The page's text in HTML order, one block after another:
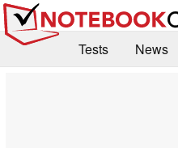
Tests News